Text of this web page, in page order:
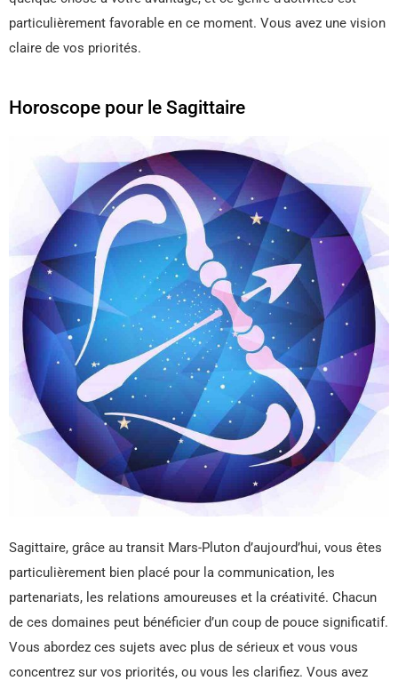
particulièrement favorable en ce moment. Vous avez une vision
claire de vos priorités.
Horoscope pour le Sagittaire
Sagittaire, grâce au transit Mars-Pluton d’aujourd’hui, vous êtes
particulièrement bien placé pour la communication, les
partenariats, les relations amoureuses et la créativité. Chacun
de ces domaines peut bénéficier d’un coup de pouce significatif.
Vous abordez ces sujets avec plus de sérieux et vous vous
concentrez sur vos priorités, ou vous les clarifiez. Vous avez